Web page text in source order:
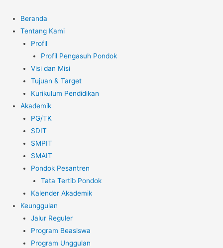
Beranda
Tentang Kami
Profil
Profil Pengasuh Pondok
Visi dan Misi
Tujuan & Target
Kurikulum Pendidikan
Akademik
PG/TK
SDIT
SMPIT
SMAIT
Pondok Pesantren
Tata Tertib Pondok
Kalender Akademik
Keunggulan
Jalur Reguler
Program Beasiswa
Program Unggulan